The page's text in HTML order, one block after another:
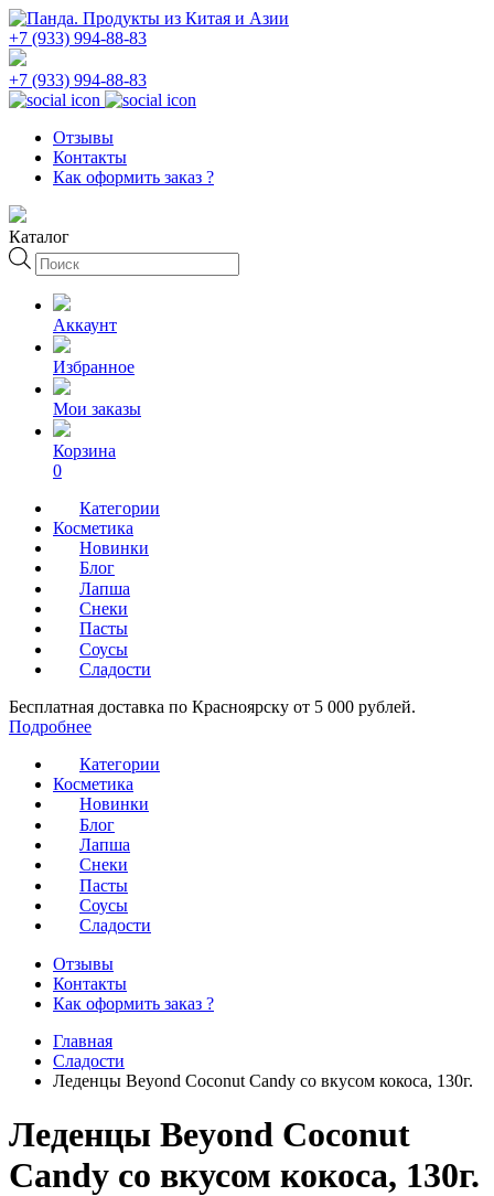
+7 (933) 994-88-83
+7 (933) 994-88-83
Отзывы
Контакты
Как оформить заказ ?
Каталог
Поиск
товаров
Аккаунт
Избранное
Мои заказы
Корзина
0
Категории
Косметика
Новинки
Блог
Лапша
Снеки
Пасты
Соусы
Сладости
Бесплатная доставка по Красноярску от 5 000 рублей.
Подробнее
Категории
Косметика
Новинки
Блог
Лапша
Снеки
Пасты
Соусы
Сладости
Отзывы
Контакты
Как оформить заказ ?
Главная
Сладости
Леденцы Beyond Coconut Candy со вкусом кокоса, 130г.
Леденцы Beyond Coconut
Candy со вкусом кокоса, 130г.